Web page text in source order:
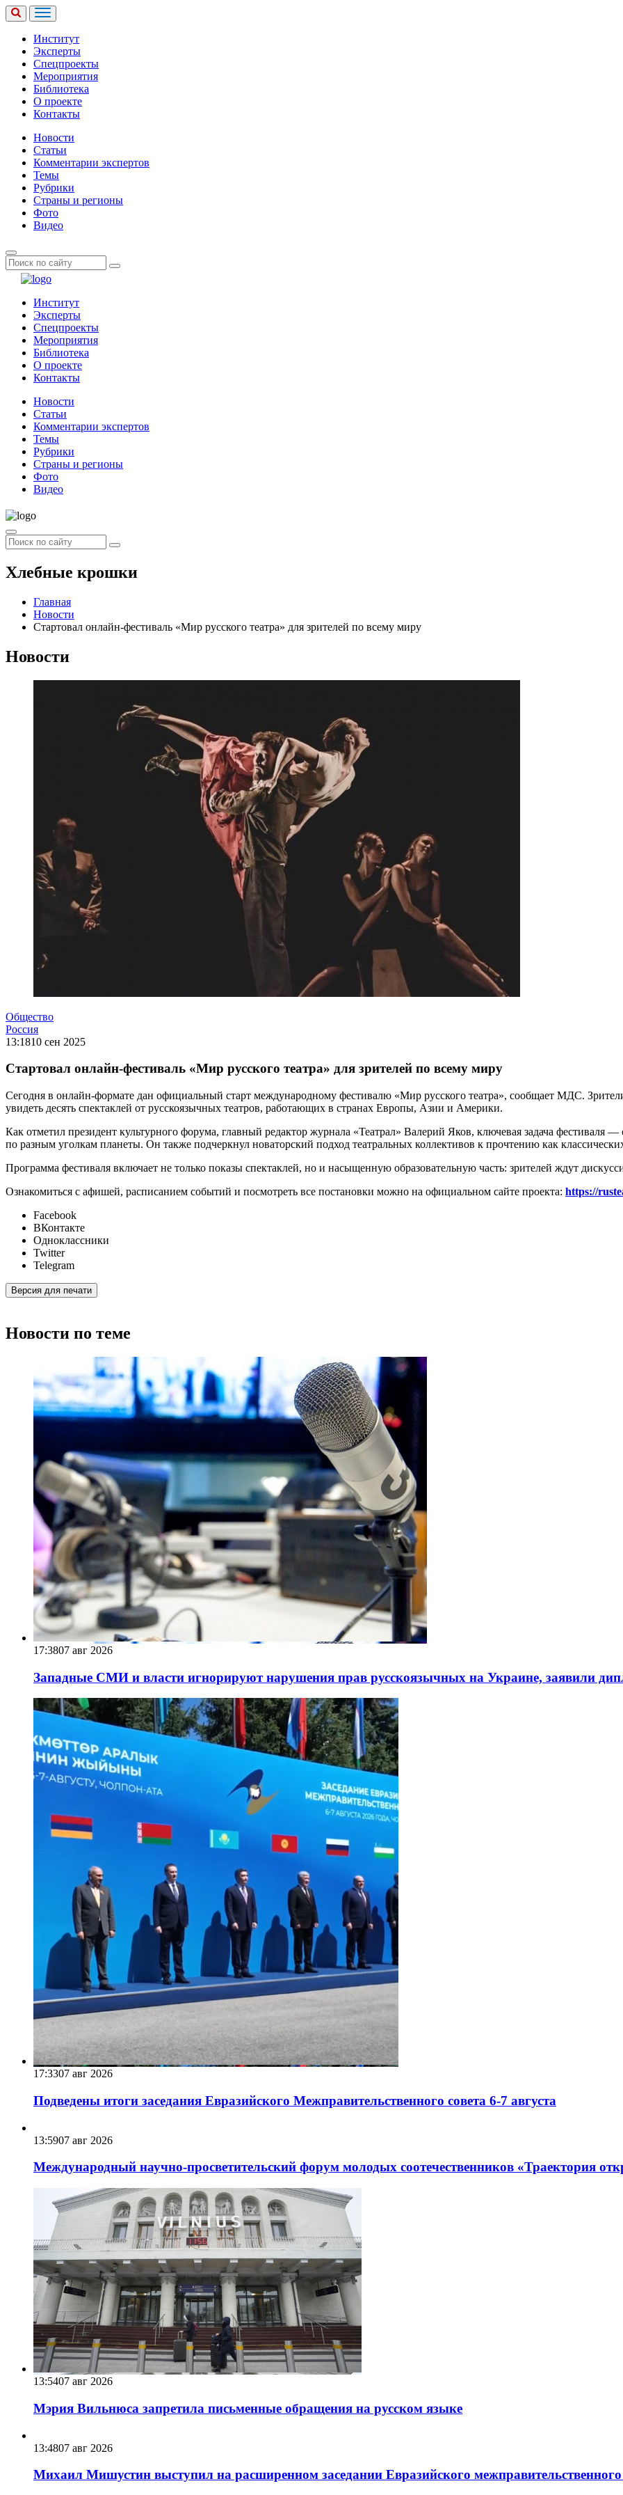
Институт
Эксперты
Спецпроекты
Мероприятия
Библиотека
О проекте
Контакты
Новости
Статьи
Комментарии экспертов
Темы
Рубрики
Страны и регионы
Фото
Видео
Институт
Эксперты
Спецпроекты
Мероприятия
Библиотека
О проекте
Контакты
Новости
Статьи
Комментарии экспертов
Темы
Рубрики
Страны и регионы
Фото
Видео
Хлебные крошки
Главная
Новости
Стартовал онлайн-фестиваль «Мир русского театра» для зрителей по всему миру
Новости
Общество
Россия
13:1810 сен 2025
Стартовал онлайн-фестиваль «Мир русского театра» для зрителей по всему миру
Сегодня в онлайн-формате дан официальный старт международному фестивалю «Мир русского театра», сообщает МДС.
увидеть десять спектаклей от русскоязычных театров, работающих в странах Европы, Азии и Америки.
Как отметил президент культурного форума, главный редактор журнала «Театрал» Валерий Яков, ключевая задача фестиваля
по разным уголкам планеты. Он также подчеркнул новаторский подход театральных коллективов к прочтению как
Программа фестиваля включает не только показы спектаклей, но и насыщенную образовательную часть: зрителей ждут
Ознакомиться с афишей, расписанием событий и посмотреть все постановки можно на официальном сайте проекта: https://
Facebook
ВКонтакте
Одноклассники
Twitter
Telegram
Версия для печати
Новости по теме
17:3807 авг 2026
Западные СМИ и власти игнорируют нарушения прав русскоязычных на Украине, заявили
17:3307 авг 2026
Подведены итоги заседания Евразийского Межправительственного совета 6-7 августа
13:5907 авг 2026
Международный научно-просветительский форум молодых соотечественников «Траектория
13:5407 авг 2026
Мэрия Вильнюса запретила письменные обращения на русском языке
13:4807 авг 2026
Михаил Мишустин выступил на расширенном заседании Евразийского